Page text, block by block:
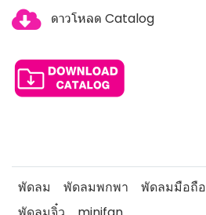
ดาวโหลด Catalog
พัดลม พัดลมพกพา พัดลมมือถือ